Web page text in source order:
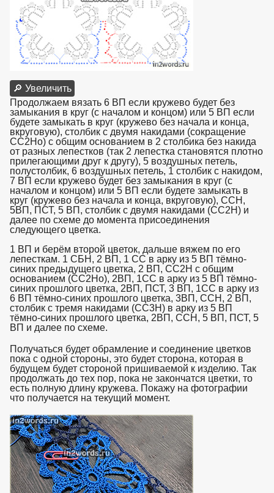
🔎 Увеличить
Продолжаем вязать 6 ВП если кружево будет без
замыкания в круг (с началом и концом) или 5 ВП если
будете замыкать в круг (кружево без начала и конца,
вкруговую), столбик с двумя накидами (сокращение
СС2Но) с общим основанием в 2 столбика без накида
от разных лепестков (так 2 лепестка становятся плотно
прилегающими друг к другу), 5 воздушных петель,
полустолбик, 6 воздушных петель, 1 столбик с накидом,
7 ВП если кружево будет без замыкания в круг (с
началом и концом) или 5 ВП если будете замыкать в
круг (кружево без начала и конца, вкруговую), ССН,
5ВП, ПСТ, 5 ВП, столбик с двумя накидами (СС2Н) и
далее по схеме до момента присоединения
следующего цветка.
1 ВП и берём второй цветок, дальше вяжем по его
лепесткам. 1 СБН, 2 ВП, 1 СС в арку из 5 ВП тёмно-
синих предыдущего цветка, 2 ВП, СС2Н с общим
основанием (СС2Но), 2ВП, 1СС в арку из 5 ВП тёмно-
синих прошлого цветка, 2ВП, ПСТ, 3 ВП, 1СС в арку из
6 ВП тёмно-синих прошлого цветка, 3ВП, ССН, 2 ВП,
столбик с тремя накидами (СС3Н) в арку из 5 ВП
тёмно-синих прошлого цветка, 2ВП, ССН, 5 ВП, ПСТ, 5
ВП и далее по схеме.
Получаться будет обрамление и соединение цветков
пока с одной стороны, это будет сторона, которая в
будущем будет стороной пришиваемой к изделию. Так
продолжать до тех пор, пока не закончатся цветки, то
есть полную длину кружева. Покажу на фотографии
что получается на текущий момент.